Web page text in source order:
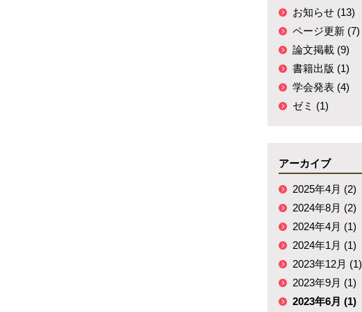
お知らせ (13)
ページ更新 (7)
論文掲載 (9)
書籍出版 (1)
学会発表 (4)
ゼミ (1)
アーカイブ
2025年4月 (2)
2024年8月 (2)
2024年4月 (1)
2024年1月 (1)
2023年12月 (1)
2023年9月 (1)
2023年6月 (1)